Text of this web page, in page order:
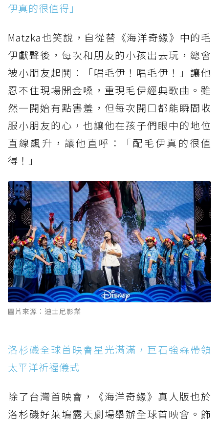
伊真的很值得」
Matzka也笑說，自從替《海洋奇緣》中的毛
伊獻聲後，每次和朋友的小孩出去玩，總會
被小朋友起鬨：「唱毛伊！唱毛伊！」讓他
忍不住現場開金嗓，重現毛伊經典歌曲。雖
然一開始有點害羞，但每次開口都能瞬間收
服小朋友的心，也讓他在孩子們眼中的地位
直線飆升，讓他直呼：「配毛伊真的很值
得！」
圖片來源：迪士尼影業
洛杉磯全球首映會星光滿滿，巨石強森帶領
太平洋祈福儀式
除了台灣首映會，《海洋奇緣》真人版也於
洛杉磯好萊塢露天劇場舉辦全球首映會。飾